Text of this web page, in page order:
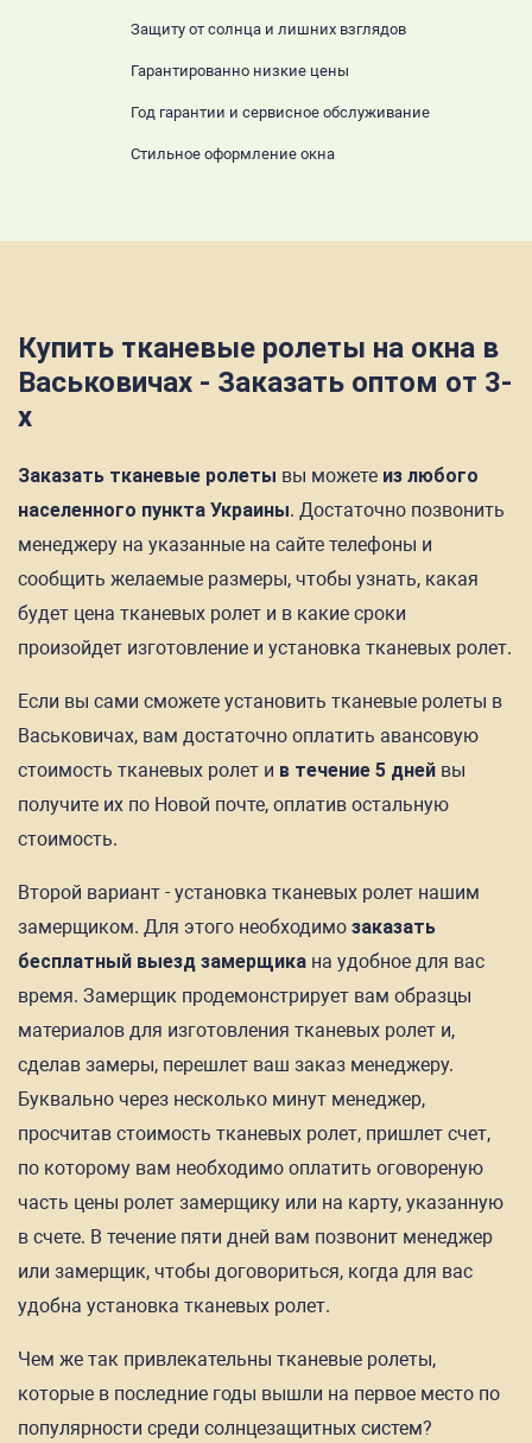
Защиту от солнца и лишних взглядов
Гарантированно низкие цены
Год гарантии и сервисное обслуживание
Стильное оформление окна
Купить тканевые ролеты на окна в
Васьковичах - Заказать оптом от 3-
х
Заказать тканевые ролеты вы можете из любого
населенного пункта Украины. Достаточно позвонить
менеджеру на указанные на сайте телефоны и
сообщить желаемые размеры, чтобы узнать, какая
будет цена тканевых ролет и в какие сроки
произойдет изготовление и установка тканевых ролет.
Если вы сами сможете установить тканевые ролеты в
Васьковичах, вам достаточно оплатить авансовую
стоимость тканевых ролет и в течение 5 дней вы
получите их по Новой почте, оплатив остальную
стоимость.
Второй вариант - установка тканевых ролет нашим
замерщиком. Для этого необходимо заказать
бесплатный выезд замерщика на удобное для вас
время. Замерщик продемонстрирует вам образцы
материалов для изготовления тканевых ролет и,
сделав замеры, перешлет ваш заказ менеджеру.
Буквально через несколько минут менеджер,
просчитав стоимость тканевых ролет, пришлет счет,
по которому вам необходимо оплатить оговореную
часть цены ролет замерщику или на карту, указанную
в счете. В течение пяти дней вам позвонит менеджер
или замерщик, чтобы договориться, когда для вас
удобна установка тканевых ролет.
Чем же так привлекательны тканевые ролеты,
которые в последние годы вышли на первое место по
популярности среди солнцезащитных систем?